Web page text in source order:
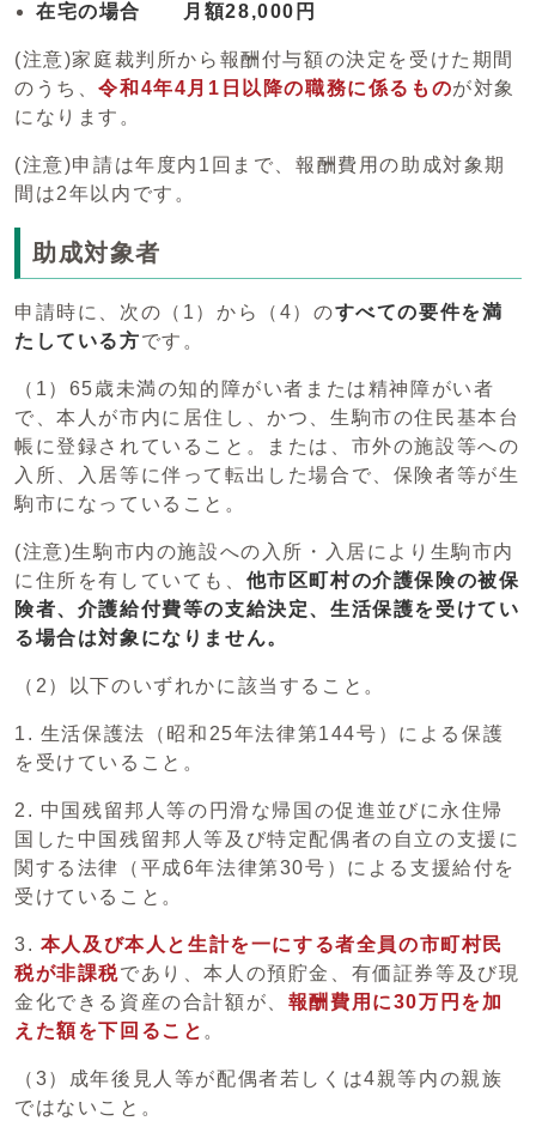
在宅の場合 月額28,000円
(注意)家庭裁判所から報酬付与額の決定を受けた期間
のうち、令和4年4月1日以降の職務に係るものが対象
になります。
(注意)申請は年度内1回まで、報酬費用の助成対象期
間は2年以内です。
助成対象者
申請時に、次の（1）から（4）のすべての要件を満
たしている方です。
（1）65歳未満の知的障がい者または精神障がい者
で、本人が市内に居住し、かつ、生駒市の住民基本台
帳に登録されていること。または、市外の施設等への
入所、入居等に伴って転出した場合で、保険者等が生
駒市になっていること。
(注意)生駒市内の施設への入所・入居により生駒市内
に住所を有していても、 他市区町村の介護保険の被保
険者、介護給付費等の支給決定、生活保護を受けてい
る場合は対象になりません。
（2）以下のいずれかに該当すること。
1. 生活保護法（昭和25年法律第144号）による保護
を受けていること。
2. 中国残留邦人等の円滑な帰国の促進並びに永住帰
国した中国残留邦人等及び特定配偶者の自立の支援に
関する法律（平成6年法律第30号）による支援給付を
受けていること。
3. 本人及び本人と生計を一にする者全員の市町村民
税が非課税であり、本人の預貯金、有価証券等及び現
金化できる資産の合計額が、 報酬費用に30万円を加
えた額を下回る こと 。
（3）成年後見人等が配偶者若しくは4親等内の親族
ではないこと。